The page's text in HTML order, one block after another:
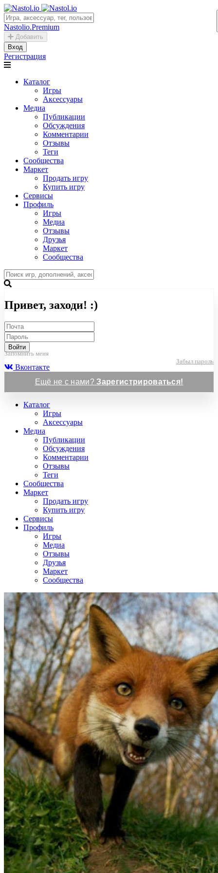
Nastolio.Premium
Добавить
Вход
Регистрация
Каталог
Игры
Аксессуары
Медиа
Публикации
Обсуждения
Комментарии
Отзывы
Теги
Сообщества
Маркет
Продать игру
Купить игру
Сервисы
Профиль
Игры
Медиа
Отзывы
Друзья
Маркет
Сообщества
Привет, заходи! :)
Войти
Запомнить меня
Забыл пароль
Вконтакте
Ещё не с нами?Зарегистрироваться!
Каталог
Игры
Аксессуары
Медиа
Публикации
Обсуждения
Комментарии
Отзывы
Теги
Сообщества
Маркет
Продать игру
Купить игру
Сервисы
Профиль
Игры
Медиа
Отзывы
Друзья
Маркет
Сообщества